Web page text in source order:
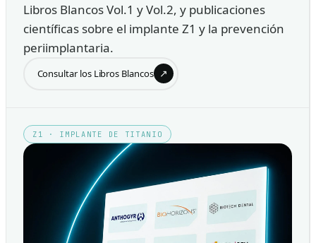
Libros Blancos Vol.1 y Vol.2, y publicaciones
científicas sobre el implante Z1 y la prevención
periimplantaria.
Consultar los Libros Blancos ↗
Z1 · IMPLANTE DE TITANIO